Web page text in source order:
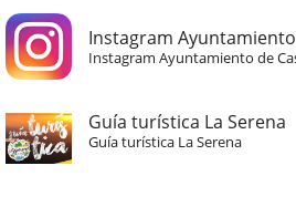
Instagram
Instagram Ayuntamiento de
Guía turística La Serena
Guía turística La Serena